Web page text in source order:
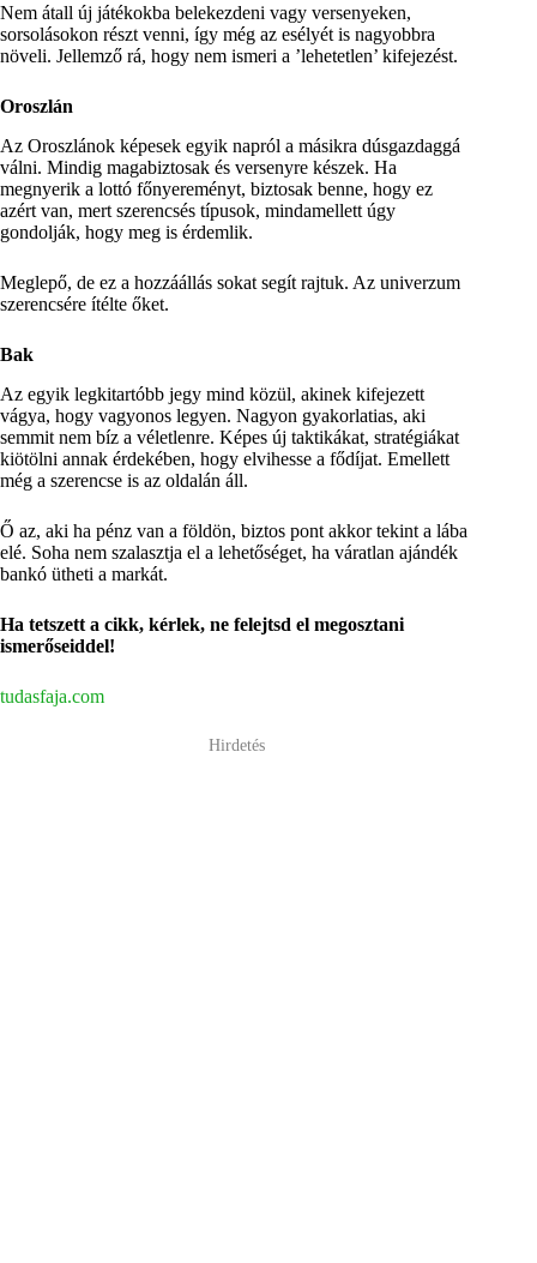
Nem átall új játékokba belekezdeni vagy versenyeken,
sorsolásokon részt venni, így még az esélyét is nagyobbra
növeli. Jellemző rá, hogy nem ismeri a ’lehetetlen’ kifejezést.
Oroszlán
Az Oroszlánok képesek egyik napról a másikra dúsgazdaggá
válni. Mindig magabiztosak és versenyre készek. Ha
megnyerik a lottó főnyereményt, biztosak benne, hogy ez
azért van, mert szerencsés típusok, mindamellett úgy
gondolják, hogy meg is érdemlik.
Meglepő, de ez a hozzáállás sokat segít rajtuk. Az univerzum
szerencsére ítélte őket.
Bak
Az egyik legkitartóbb jegy mind közül, akinek kifejezett
vágya, hogy vagyonos legyen. Nagyon gyakorlatias, aki
semmit nem bíz a véletlenre. Képes új taktikákat, stratégiákat
kiötölni annak érdekében, hogy elvihesse a fődíjat. Emellett
még a szerencse is az oldalán áll.
Ő az, aki ha pénz van a földön, biztos pont akkor tekint a lába
elé. Soha nem szalasztja el a lehetőséget, ha váratlan ajándék
bankó ütheti a markát.
Ha tetszett a cikk, kérlek, ne felejtsd el megosztani
ismerőseiddel!
tudasfaja.com
Hirdetés